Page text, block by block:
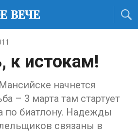
к истокам!
начнется
– 3 марта там стартует
по биатлону. Надежды
связаны в